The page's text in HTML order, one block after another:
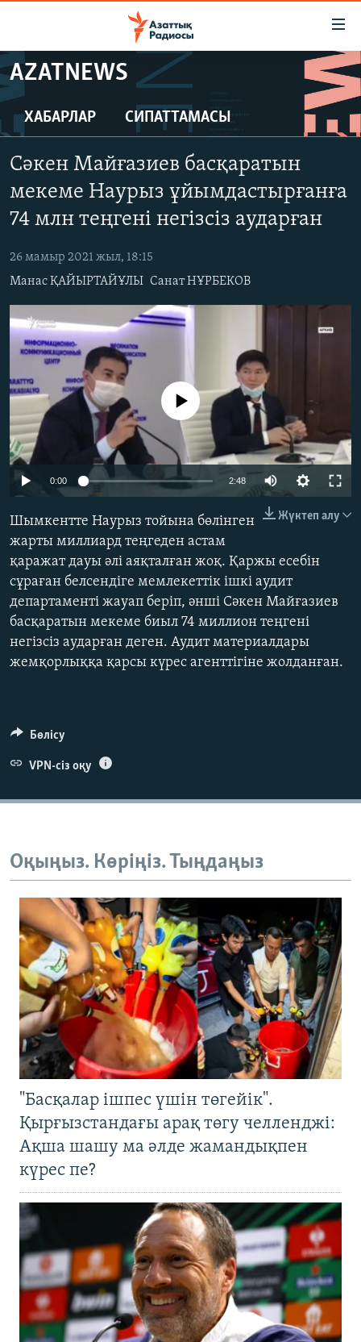
Skip
to
main
content
to
main
Skip
Search
САЯСАТ
ҚАҢТАР ОҚИҒАСЫ
АДАМ ҚҰҚЫҚТАРЫ
ӘЛЕМ
АРНАЙЫ ЖОБАЛАР
Русский
ЖАЗЫЛЫҢЫЗ
Басқа тілдерде
AZATNEWS
ХАБАРЛАР СИПАТТАМАСЫ
Сәкен Майғазиев басқаратын
мекеме Наурыз ұйымдастырғанға
74 млн теңгені негізсіз аударған
26 мамыр 2021 жыл, 18:15
Манас ҚАЙЫРТАЙҰЛЫ Санат НҰРБЕКОВ
Auto 240p 360p
No media source currently available
0:00 2:48
480p
1080p
Жүктеп алу
Шымкентте Наурыз тойына бөлінген
жарты миллиард теңгеден астам
қаражат дауы әлі аяқталған жоқ. Қаржы есебін
сұраған белсендіге мемлекеттік ішкі аудит
департаменті жауап беріп, әнші Сәкен Майғазиев
басқаратын мекеме биыл 74 миллион теңгені
негізсіз аударған деген. Аудит материалдары
жемқорлыққа қарсы күрес агенттігіне жолданған.
Бөлісу
VPN-сіз оқу
Оқыңыз. Көріңіз. Тыңдаңыз
"Басқалар ішпес үшін төгейік".
Қырғызстандағы арақ төгу челленджі:
Ақша шашу ма әлде жамандықпен
күрес пе?